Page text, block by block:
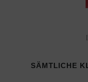
SÄMTLICHE